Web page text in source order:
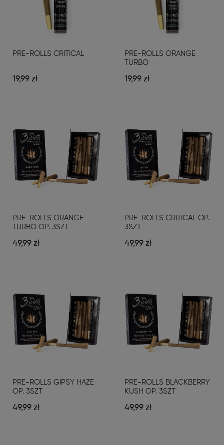
PRE-ROLLS CRITICAL
19,99 zł
PRE-ROLLS ORANGE
TURBO
19,99 zł
PRE-ROLLS ORANGE
TURBO OP. 3SZT
49,99 zł
PRE-ROLLS CRITICAL OP.
3SZT
49,99 zł
PRE-ROLLS GIPSY HAZE
OP. 3SZT
49,99 zł
PRE-ROLLS BLACKBERRY
KUSH OP. 3SZT
49,99 zł